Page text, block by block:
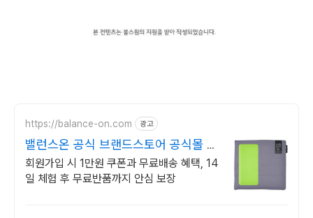
https://balance-on.com 광고
밸런스온 공식 브랜드스토어 공식몰 단
독 역대급 혜택
회원가입 시 1만원 쿠폰과 무료배송 혜택, 14
일 체험 후 무료반품까지 안심 보장